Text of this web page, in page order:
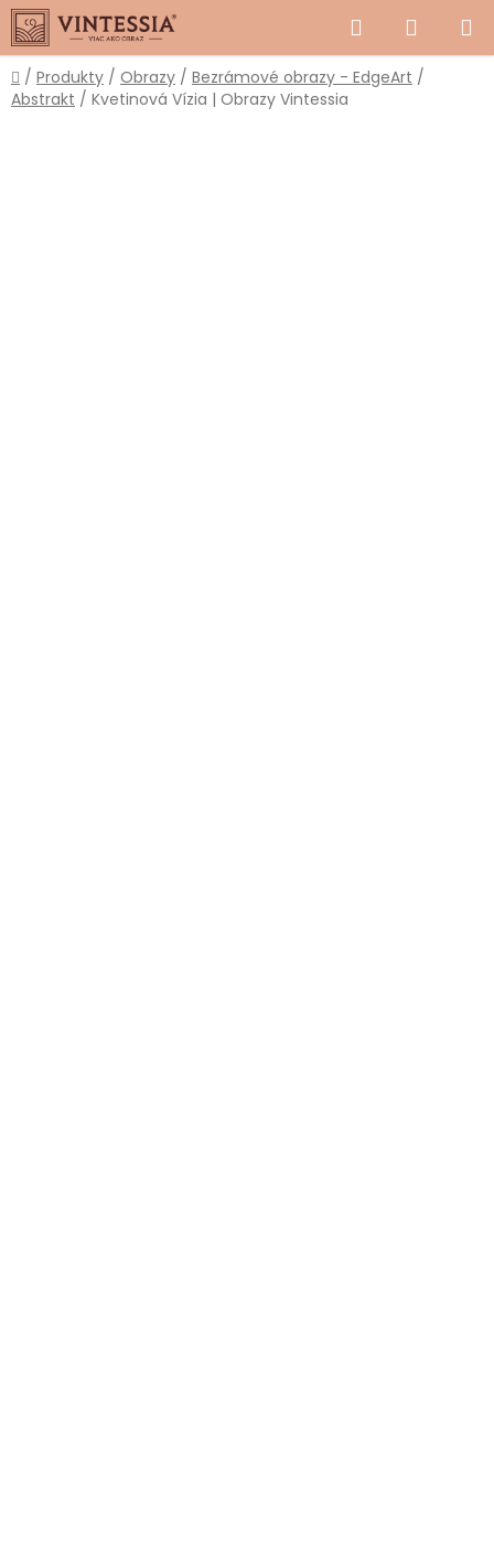
Prejsť
na
obsah
Hľadať
KOŠÍK
Domov
/ Produkty / Obrazy / Bezrámové obrazy - EdgeArt /
Abstrakt / Kvetinová Vízia | Obrazy Vintessia